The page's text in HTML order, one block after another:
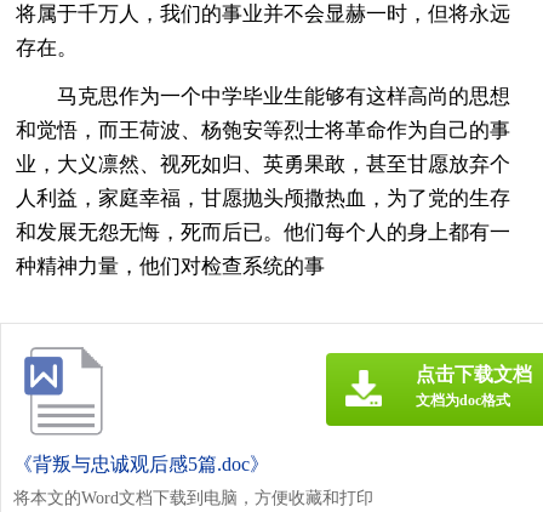
将属于千万人，我们的事业并不会显赫一时，但将永远
存在。
马克思作为一个中学毕业生能够有这样高尚的思想
和觉悟，而王荷波、杨匏安等烈士将革命作为自己的事
业，大义凛然、视死如归、英勇果敢，甚至甘愿放弃个
人利益，家庭幸福，甘愿抛头颅撒热血，为了党的生存
和发展无怨无悔，死而后已。他们每个人的身上都有一
种精神力量，他们对检查系统的事
《背叛与忠诚观后感5篇.doc》
将本文的Word文档下载到电脑，方便收藏和打印
点击下载文档
文档为doc格式